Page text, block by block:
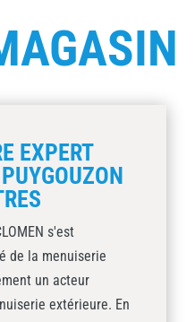
EXPERT
s'est
de la menuiserie
un acteur
extérieure. En